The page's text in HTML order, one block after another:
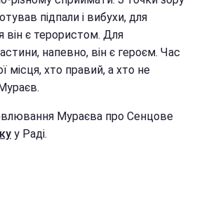
підпали і вибухи, для
він є терористом. Для
напевно, він є героєм. Час
місця, хто правий, а хто не
Мураєва про Сенцове
у Раді.